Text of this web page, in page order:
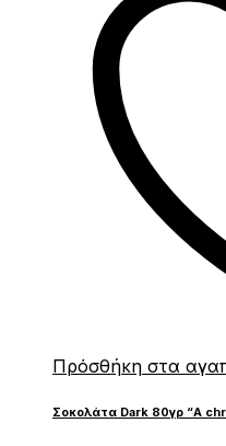
Πρόσθήκη στα
Σοκολάτα Dark 80γρ “A